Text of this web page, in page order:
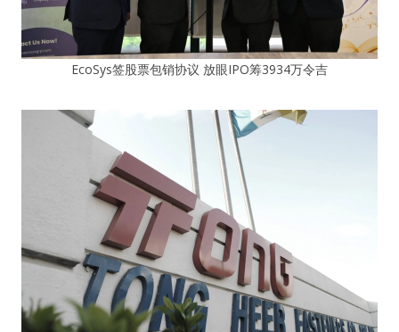
EcoSys签股票包销协议 放眼IPO筹3934万令吉